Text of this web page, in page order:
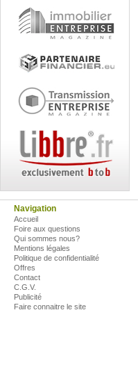
Navigation
Accueil
Foire aux questions
Qui sommes nous?
Mentions légales
Politique de confidentialité
Offres
Contact
C.G.V.
Publicité
Faire connaitre le site